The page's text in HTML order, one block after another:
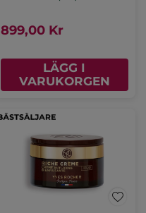
899,00 Kr
LÄGG I
VARUKORGEN